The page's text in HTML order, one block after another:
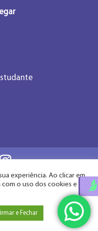
- Desde
experiência. Ao clicar em
com o uso dos cookies e
e Fechar